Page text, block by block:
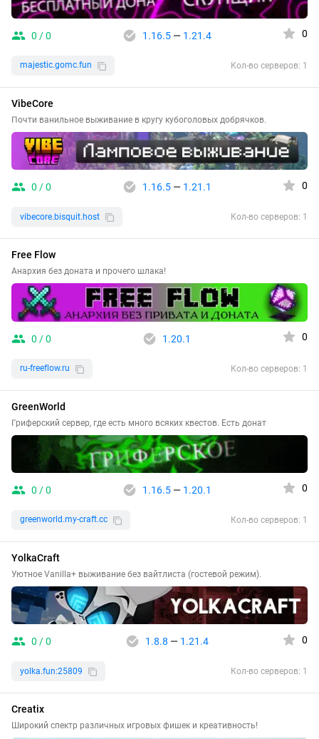
0 / 0 1.16.5— 1.21.4 0
majestic.gomc.fun Кол-во серверов: 1
VibeCore
Почти ванильное выживание в кругу кубоголовых добрячков.
0 / 0 1.16.5— 1.21.1 0
vibecore.bisquit.host Кол-во серверов: 1
Free Flow
Анархия без доната и прочего шлака!
0 / 0 1.20.1 0
ru-freeflow.ru Кол-во серверов: 1
GreenWorld
Гриферский сервер, где есть много всяких квестов. Есть донат
0 / 0 1.16.5— 1.20.1 0
greenworld.my-craft.cc Кол-во серверов: 1
YolkaCraft
Уютное Vanilla+ выживание без вайтлиста (гостевой режим).
0 / 0 1.8.8 — 1.21.4 0
yolka.fun:25809 Кол-во серверов: 1
Creatix
Широкий спектр различных игровых фишек и креативность!